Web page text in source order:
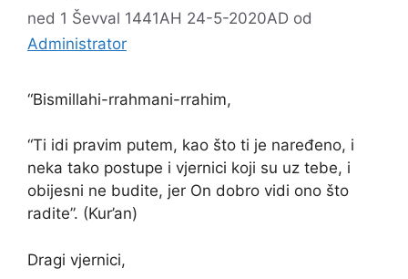
ned 1 Ševval 1441AH 24-5-2020AD od
Administrator
“Bismillahi-rrahmani-rrahim,
“Ti idi pravim putem, kao što ti je naređeno, i
neka tako postupe i vjernici koji su uz tebe, i
obijesni ne budite, jer On dobro vidi ono što
radite”. (Kur’an)
Dragi vjernici,